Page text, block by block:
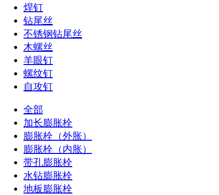
焊钉
钻尾丝
不锈钢钻尾丝
木螺丝
羊眼钉
螺纹钉
自攻钉
全部
加长膨胀栓
膨胀栓（外胀）
膨胀栓（内胀）
带孔膨胀栓
水钻膨胀栓
地板膨胀栓